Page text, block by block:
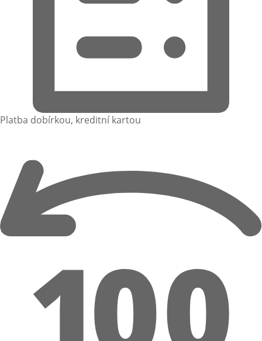
Platba dobírkou, kreditní kartou